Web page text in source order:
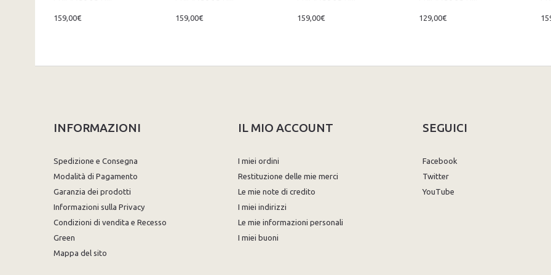
159,00€ 159,00€ 159,00€ 129,00€
INFORMAZIONI
Spedizione e Consegna
Modalità di Pagamento
Garanzia dei prodotti
Informazioni sulla Privacy
Condizioni di vendita e Recesso
Green
Mappa del sito
IL MIO ACCOUNT
I miei ordini
Restituzione delle mie merci
Le mie note di credito
I miei indirizzi
Le mie informazioni personali
I miei buoni
SEGUICI
Facebook
Twitter
YouTube